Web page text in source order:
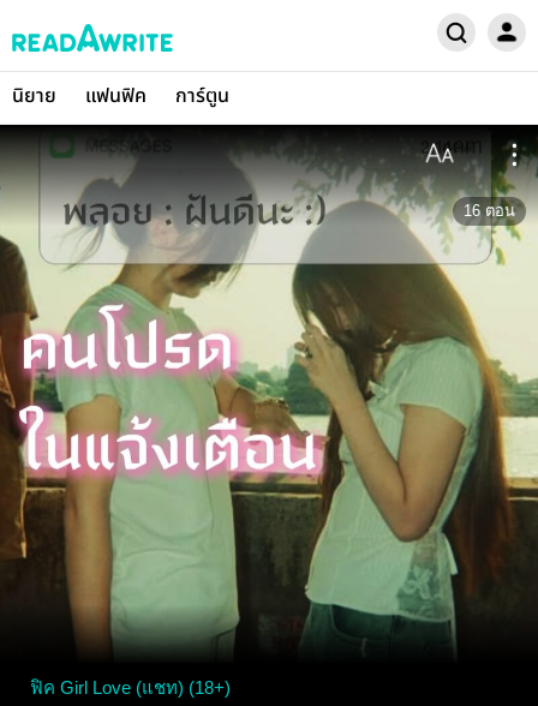
นิยาย แฟนฟิค การ์ตูน
16 ตอน
ฟิค Girl Love (แชท) (18+)